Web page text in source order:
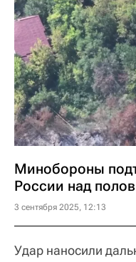
Минобороны
России над
3 сентября 2025, 12:13
Удар наносили